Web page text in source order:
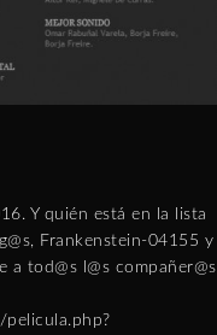
Y quién está en la lista
Frankenstein-04155 y
tod@s l@s compañer@s
pelicula.php?